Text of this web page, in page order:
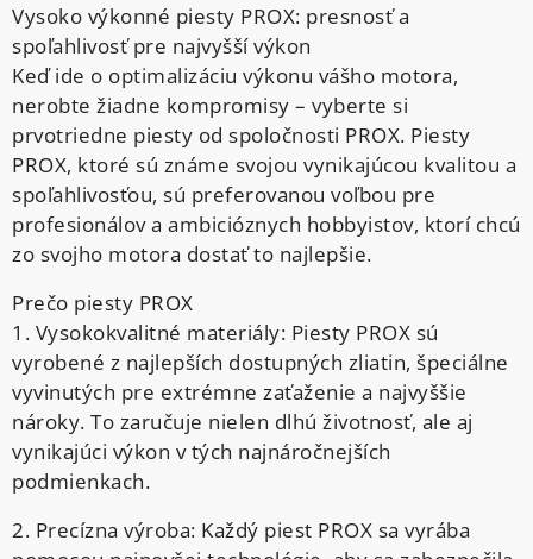
Vysoko výkonné piesty PROX: presnosť a
spoľahlivosť pre najvyšší výkon
Keď ide o optimalizáciu výkonu vášho motora,
nerobte žiadne kompromisy – vyberte si
prvotriedne piesty od spoločnosti PROX. Piesty
PROX, ktoré sú známe svojou vynikajúcou kvalitou a
spoľahlivosťou, sú preferovanou voľbou pre
profesionálov a ambicióznych hobbyistov, ktorí chcú
zo svojho motora dostať to najlepšie.
Prečo piesty PROX
1. Vysokokvalitné materiály: Piesty PROX sú
vyrobené z najlepších dostupných zliatin, špeciálne
vyvinutých pre extrémne zaťaženie a najvyššie
nároky. To zaručuje nielen dlhú životnosť, ale aj
vynikajúci výkon v tých najnáročnejších
podmienkach.
2. Precízna výroba: Každý piest PROX sa vyrába